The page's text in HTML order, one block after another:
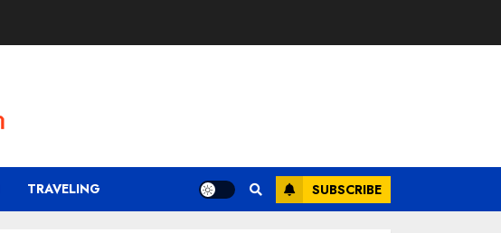
TRAVELING SUBSCRIBE